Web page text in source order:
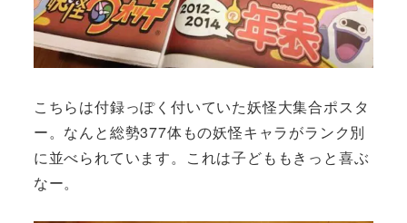
こちらは付録っぽく付いていた妖怪大集合ポスタ
ー。なんと総勢377体もの妖怪キャラがランク別
に並べられています。これは子どももきっと喜ぶ
なー。